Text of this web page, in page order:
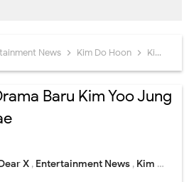
News Kim Do Hoon Kim Yoo Jung
Baru Kim Yoo Jung
X , Entertainment News , Kim Do Hoon